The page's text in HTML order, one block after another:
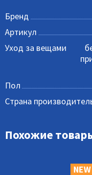
Бренд
Артикул
Уход за вещами
Пол
Страна
Похожие
NEW